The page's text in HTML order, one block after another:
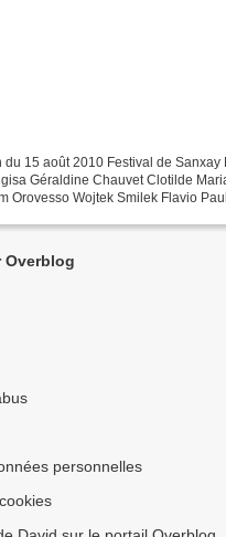
du 15 août 2010 Festival de Sanxay
Géraldine Chauvet Clotilde
Orovesso Wojtek Smilek Flavio
Overblog
personnelles